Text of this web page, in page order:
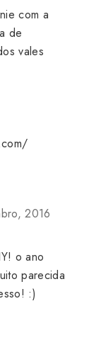
com a
de
vales
2016
o ano
parecida
:)